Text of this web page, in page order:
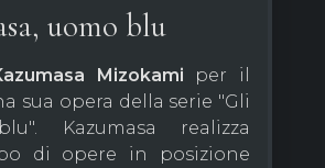
uomo blu
Mizokami per il
sua opera della serie "Gli
Kazumasa realizza
di opere in posizione